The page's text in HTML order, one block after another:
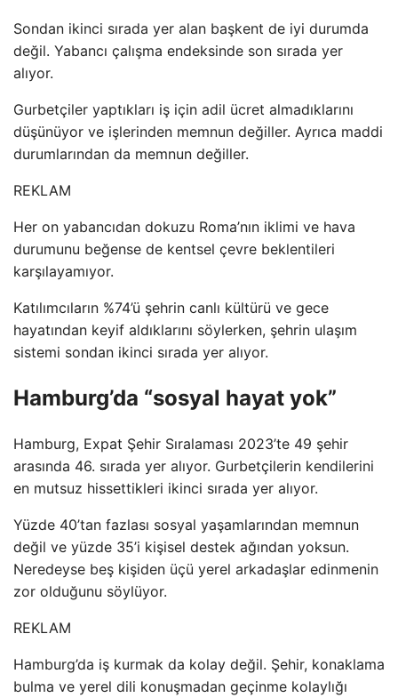
Sondan ikinci sırada yer alan başkent de iyi durumda
değil. Yabancı çalışma endeksinde son sırada yer
alıyor.
Gurbetçiler yaptıkları iş için adil ücret almadıklarını
düşünüyor ve işlerinden memnun değiller. Ayrıca maddi
durumlarından da memnun değiller.
REKLAM
Her on yabancıdan dokuzu Roma’nın iklimi ve hava
durumunu beğense de kentsel çevre beklentileri
karşılayamıyor.
Katılımcıların %74’ü şehrin canlı kültürü ve gece
hayatından keyif aldıklarını söylerken, şehrin ulaşım
sistemi sondan ikinci sırada yer alıyor.
Hamburg’da “sosyal hayat yok”
Hamburg, Expat Şehir Sıralaması 2023’te 49 şehir
arasında 46. sırada yer alıyor. Gurbetçilerin kendilerini
en mutsuz hissettikleri ikinci sırada yer alıyor.
Yüzde 40’tan fazlası sosyal yaşamlarından memnun
değil ve yüzde 35’i kişisel destek ağından yoksun.
Neredeyse beş kişiden üçü yerel arkadaşlar edinmenin
zor olduğunu söylüyor.
REKLAM
Hamburg’da iş kurmak da kolay değil. Şehir, konaklama
bulma ve yerel dili konuşmadan geçinme kolaylığı